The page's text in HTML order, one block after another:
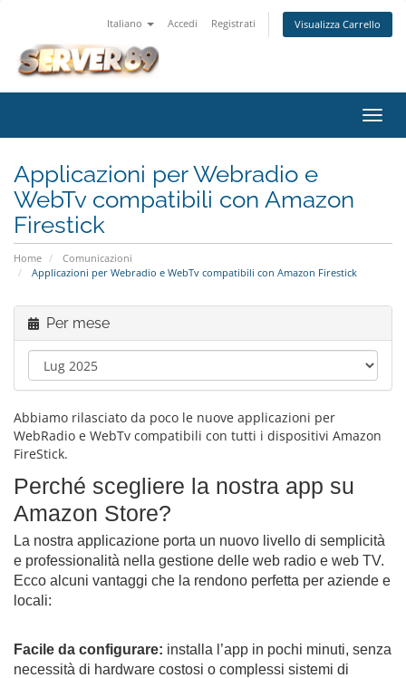
Italiano Accedi Registrati Visualizza Carrello
Attiva
Applicazioni per Webradio e
WebTv compatibili con Amazon
Firestick
Home
Comunicazioni
Applicazioni per Webradio e WebTv compatibili con Amazon Firestick
Per mese
Abbiamo rilasciato da poco le nuove applicazioni per
WebRadio e WebTv compatibili con tutti i dispositivi Amazon
FireStick.
Perché scegliere la nostra app su
Amazon Store?
La nostra applicazione porta un nuovo livello di semplicità
e professionalità nella gestione delle web radio e web TV.
Ecco alcuni vantaggi che la rendono perfetta per aziende e
locali:
Facile da configurare: installa l’app in pochi minuti, senza
necessità di hardware costosi o complessi sistemi di